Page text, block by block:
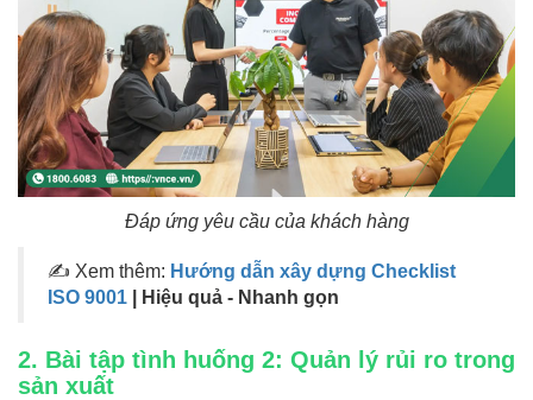
Đáp ứng yêu cầu của khách hàng
✍ Xem thêm: Hướng dẫn xây dựng Checklist
ISO 9001 | Hiệu quả - Nhanh gọn
2. Bài tập tình huống 2: Quản lý rủi ro trong
sản xuất